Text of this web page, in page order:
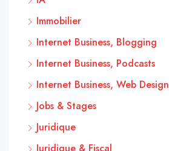
Immobilier
Internet Business, Blogging
Internet Business, Podcasts
Internet Business, Web Design
Jobs & Stages
Juridique